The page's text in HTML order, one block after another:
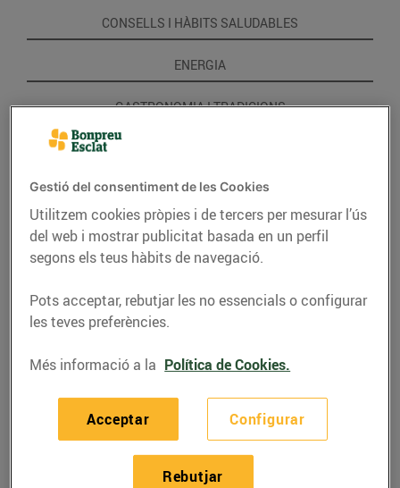
CONSELLS I HÀBITS SALUDABLES
ENERGIA
GASTRONOMIA I TRADICIONS
RECEPTES
Recepta d'amanida de
Gestió del consentiment de les Cookies
Utilitzem cookies pròpies i de tercers per mesurar l’ús
del web i mostrar publicitat basada en un perfil
segons els teus hàbits de navegació.
Pots acceptar, rebutjar les no essencials o configurar
les teves preferències.
Més informació a la Política de Cookies.
Configurar
Rebutjar
Acceptar